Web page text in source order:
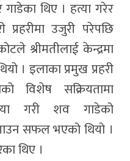
थिए । हत्या गरेर
उजुरी परेपछि
श्रीमतीलाई केन्द्रमा
। इलाका प्रमुख प्रहरी
विशेष सक्रियतामा
गरी शव गाडेको
सफल भएको थियो ।
थिए ।